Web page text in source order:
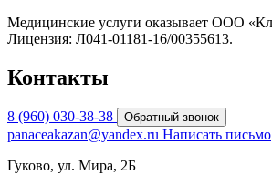
Медицинские услуги оказывает ООО
Лицензия: Л041-01181-16/00355613.
Контакты
8 (960) 030-38-38 Обратный звонок
panaceakazan@yandex.ru Написать письмо
Гуково, ул. Мира, 2Б